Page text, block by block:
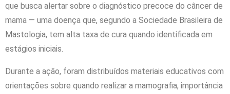
que busca alertar sobre o diagnóstico precoce do câncer de
mama — uma doença que, segundo a Sociedade Brasileira de
Mastologia, tem alta taxa de cura quando identificada em
estágios iniciais.
Durante a ação, foram distribuídos materiais educativos com
orientações sobre quando realizar a mamografia, importância